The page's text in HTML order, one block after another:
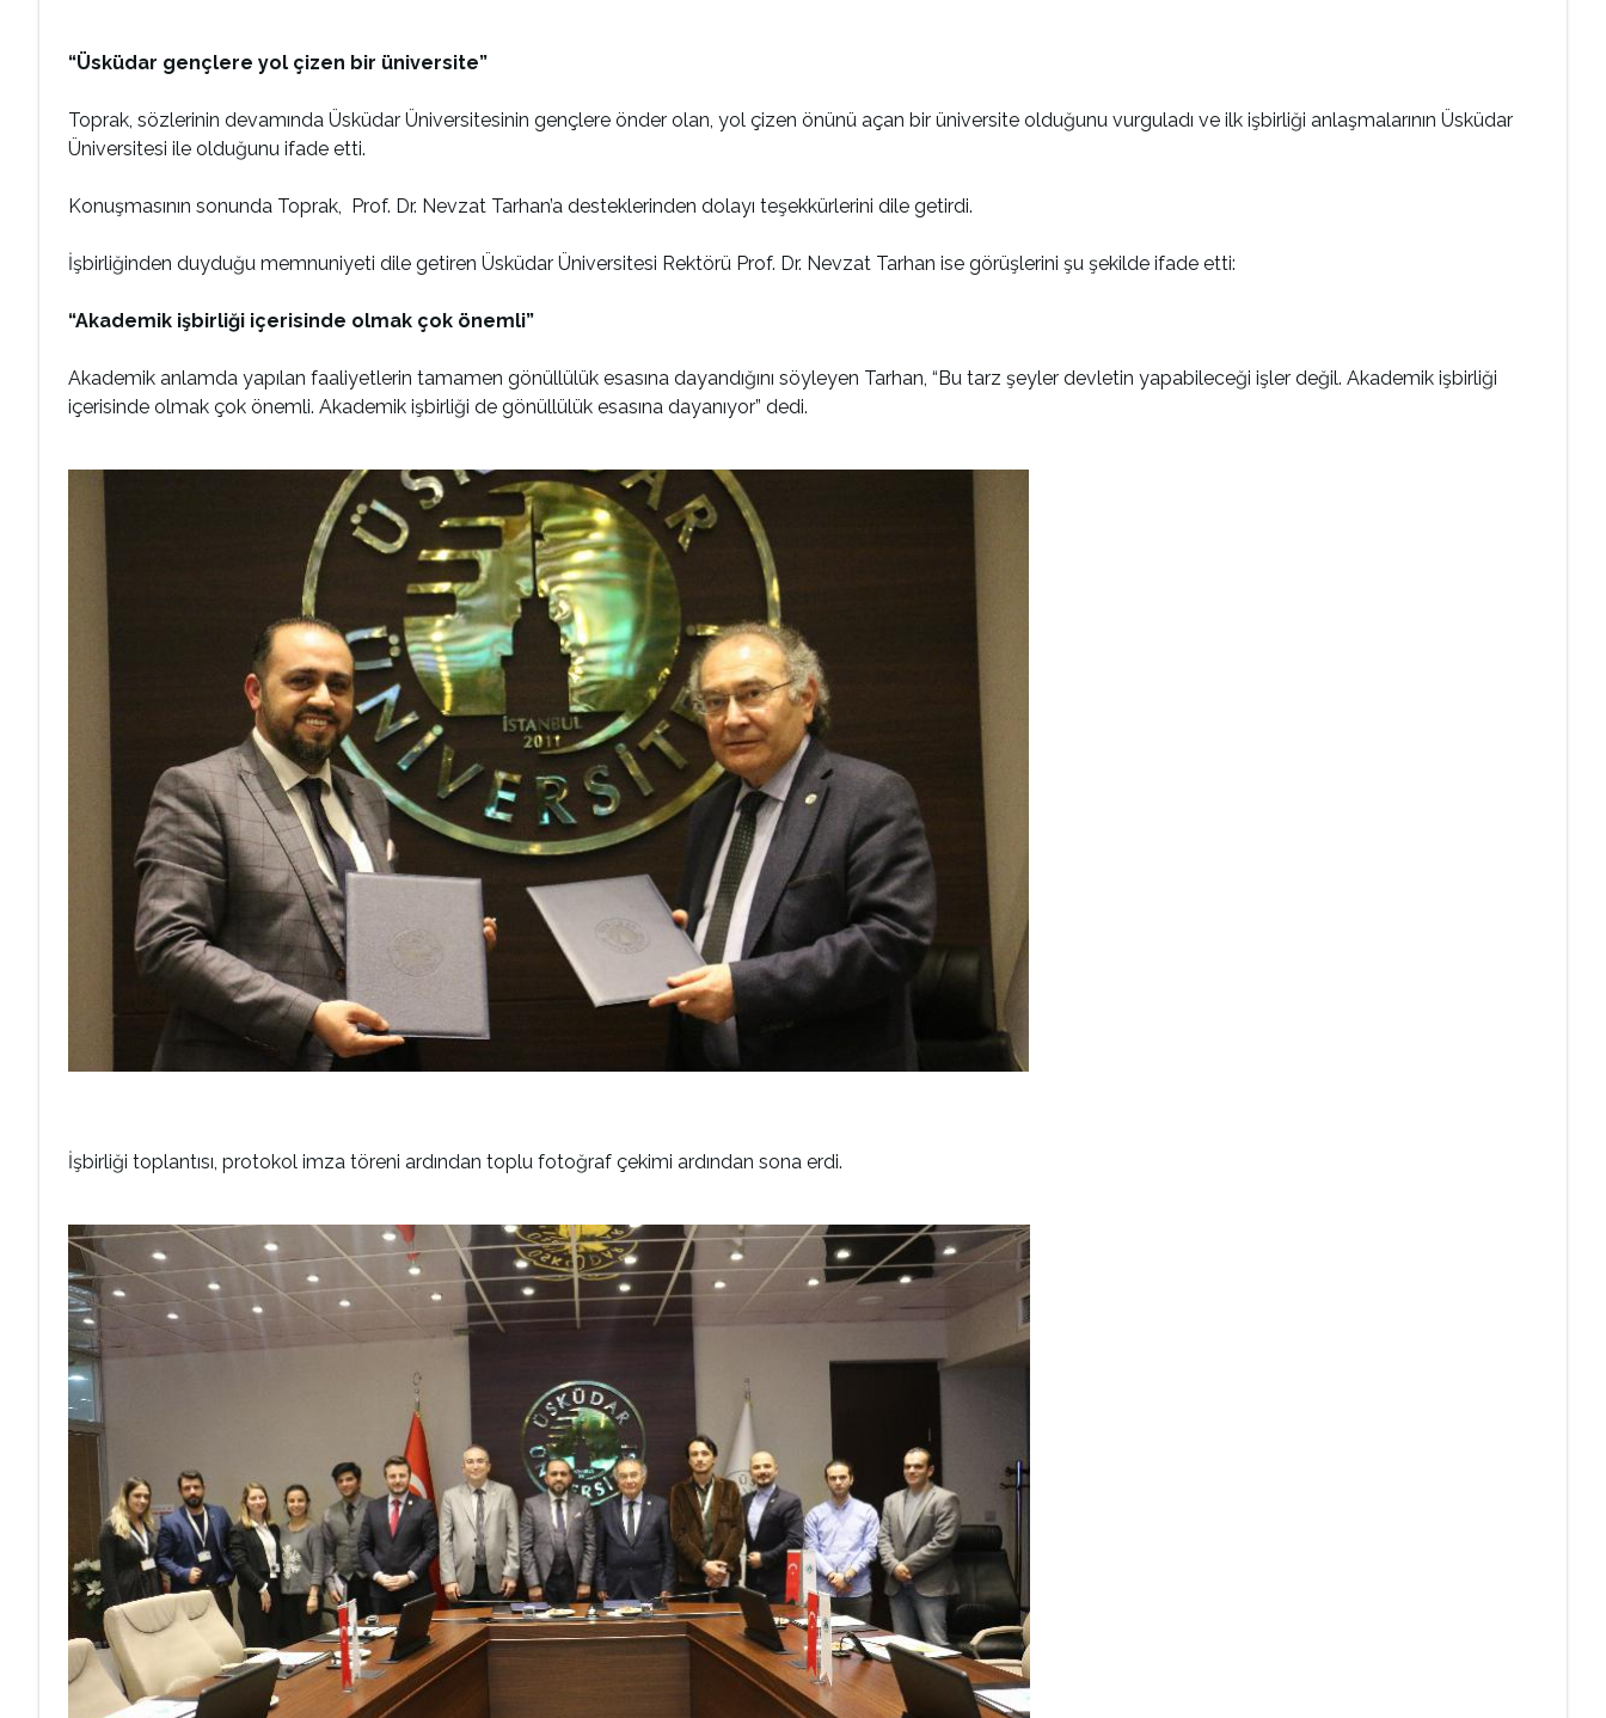
“Üsküdar gençlere yol çizen bir üniversite”
Toprak, sözlerinin devamında Üsküdar Üniversitesinin gençlere önder olan, yol çizen önünü açan bir üniversite olduğunu vurguladı ve ilk işbirliği anlaşmalarının Üsküdar
Üniversitesi ile olduğunu ifade etti.
Konuşmasının sonunda Toprak, Prof. Dr. Nevzat Tarhan’a desteklerinden dolayı teşekkürlerini dile getirdi.
İşbirliğinden duyduğu memnuniyeti dile getiren Üsküdar Üniversitesi Rektörü Prof. Dr. Nevzat Tarhan ise görüşlerini şu şekilde ifade etti:
“Akademik işbirliği içerisinde olmak çok önemli”
Akademik anlamda yapılan faaliyetlerin tamamen gönüllülük esasına dayandığını söyleyen Tarhan, “Bu tarz şeyler devletin yapabileceği işler değil. Akademik işbirliği
içerisinde olmak çok önemli. Akademik işbirliği de gönüllülük esasına dayanıyor” dedi.
İşbirliği toplantısı, protokol imza töreni ardından toplu fotoğraf çekimi ardından sona erdi.